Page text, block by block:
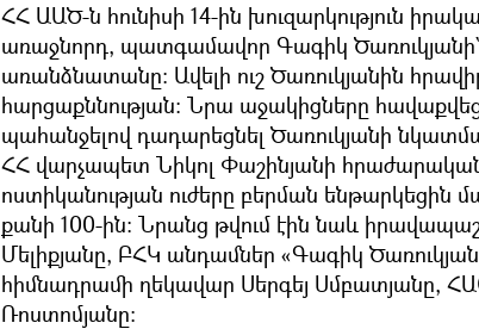
ՀՀ ԱԱԾ-ն հունիսի 14-ին խուզարկություն
առաջնորդ, պատգամավոր Գագիկ Ծառուկյանի`
առանձնատանը: Ավելի ուշ Ծառուկյանին
հարցաքննության: Նրա աջակիցները
պահանջելով դադարեցնել Ծառուկյանի
ՀՀ վարչապետ Նիկոլ Փաշինյանի
ոստիկանության ուժերը բերման ենթարկեցին
քանի 100-ին: Նրանց թվում էին նաև
Մելիքյանը, ԲՀԿ անդամներ «Գագիկ
հիմնադրամի ղեկավար Սերգեյ Սմբատյանը,
Ռոստոմյանը: